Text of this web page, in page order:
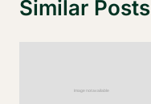
Similar Posts